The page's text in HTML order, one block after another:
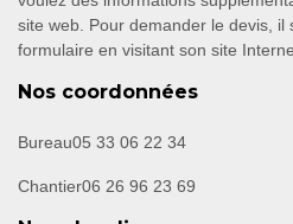
site web. Pour demander le devis, il
formulaire en visitant son site
Nos coordonnées
Bureau05 33 06 22 34
Chantier06 26 96 23 69